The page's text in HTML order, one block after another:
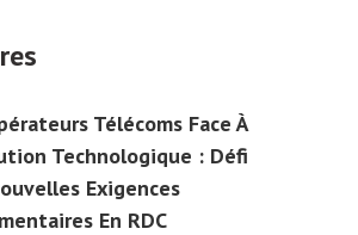
Télécoms Face À
Technologique : Défi
Exigences
En RDC